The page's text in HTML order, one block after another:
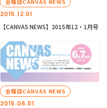
2015.12.01
【CANVAS NEWS】2015年12・1月号
2015.06.01
会報誌CANVAS NEWS